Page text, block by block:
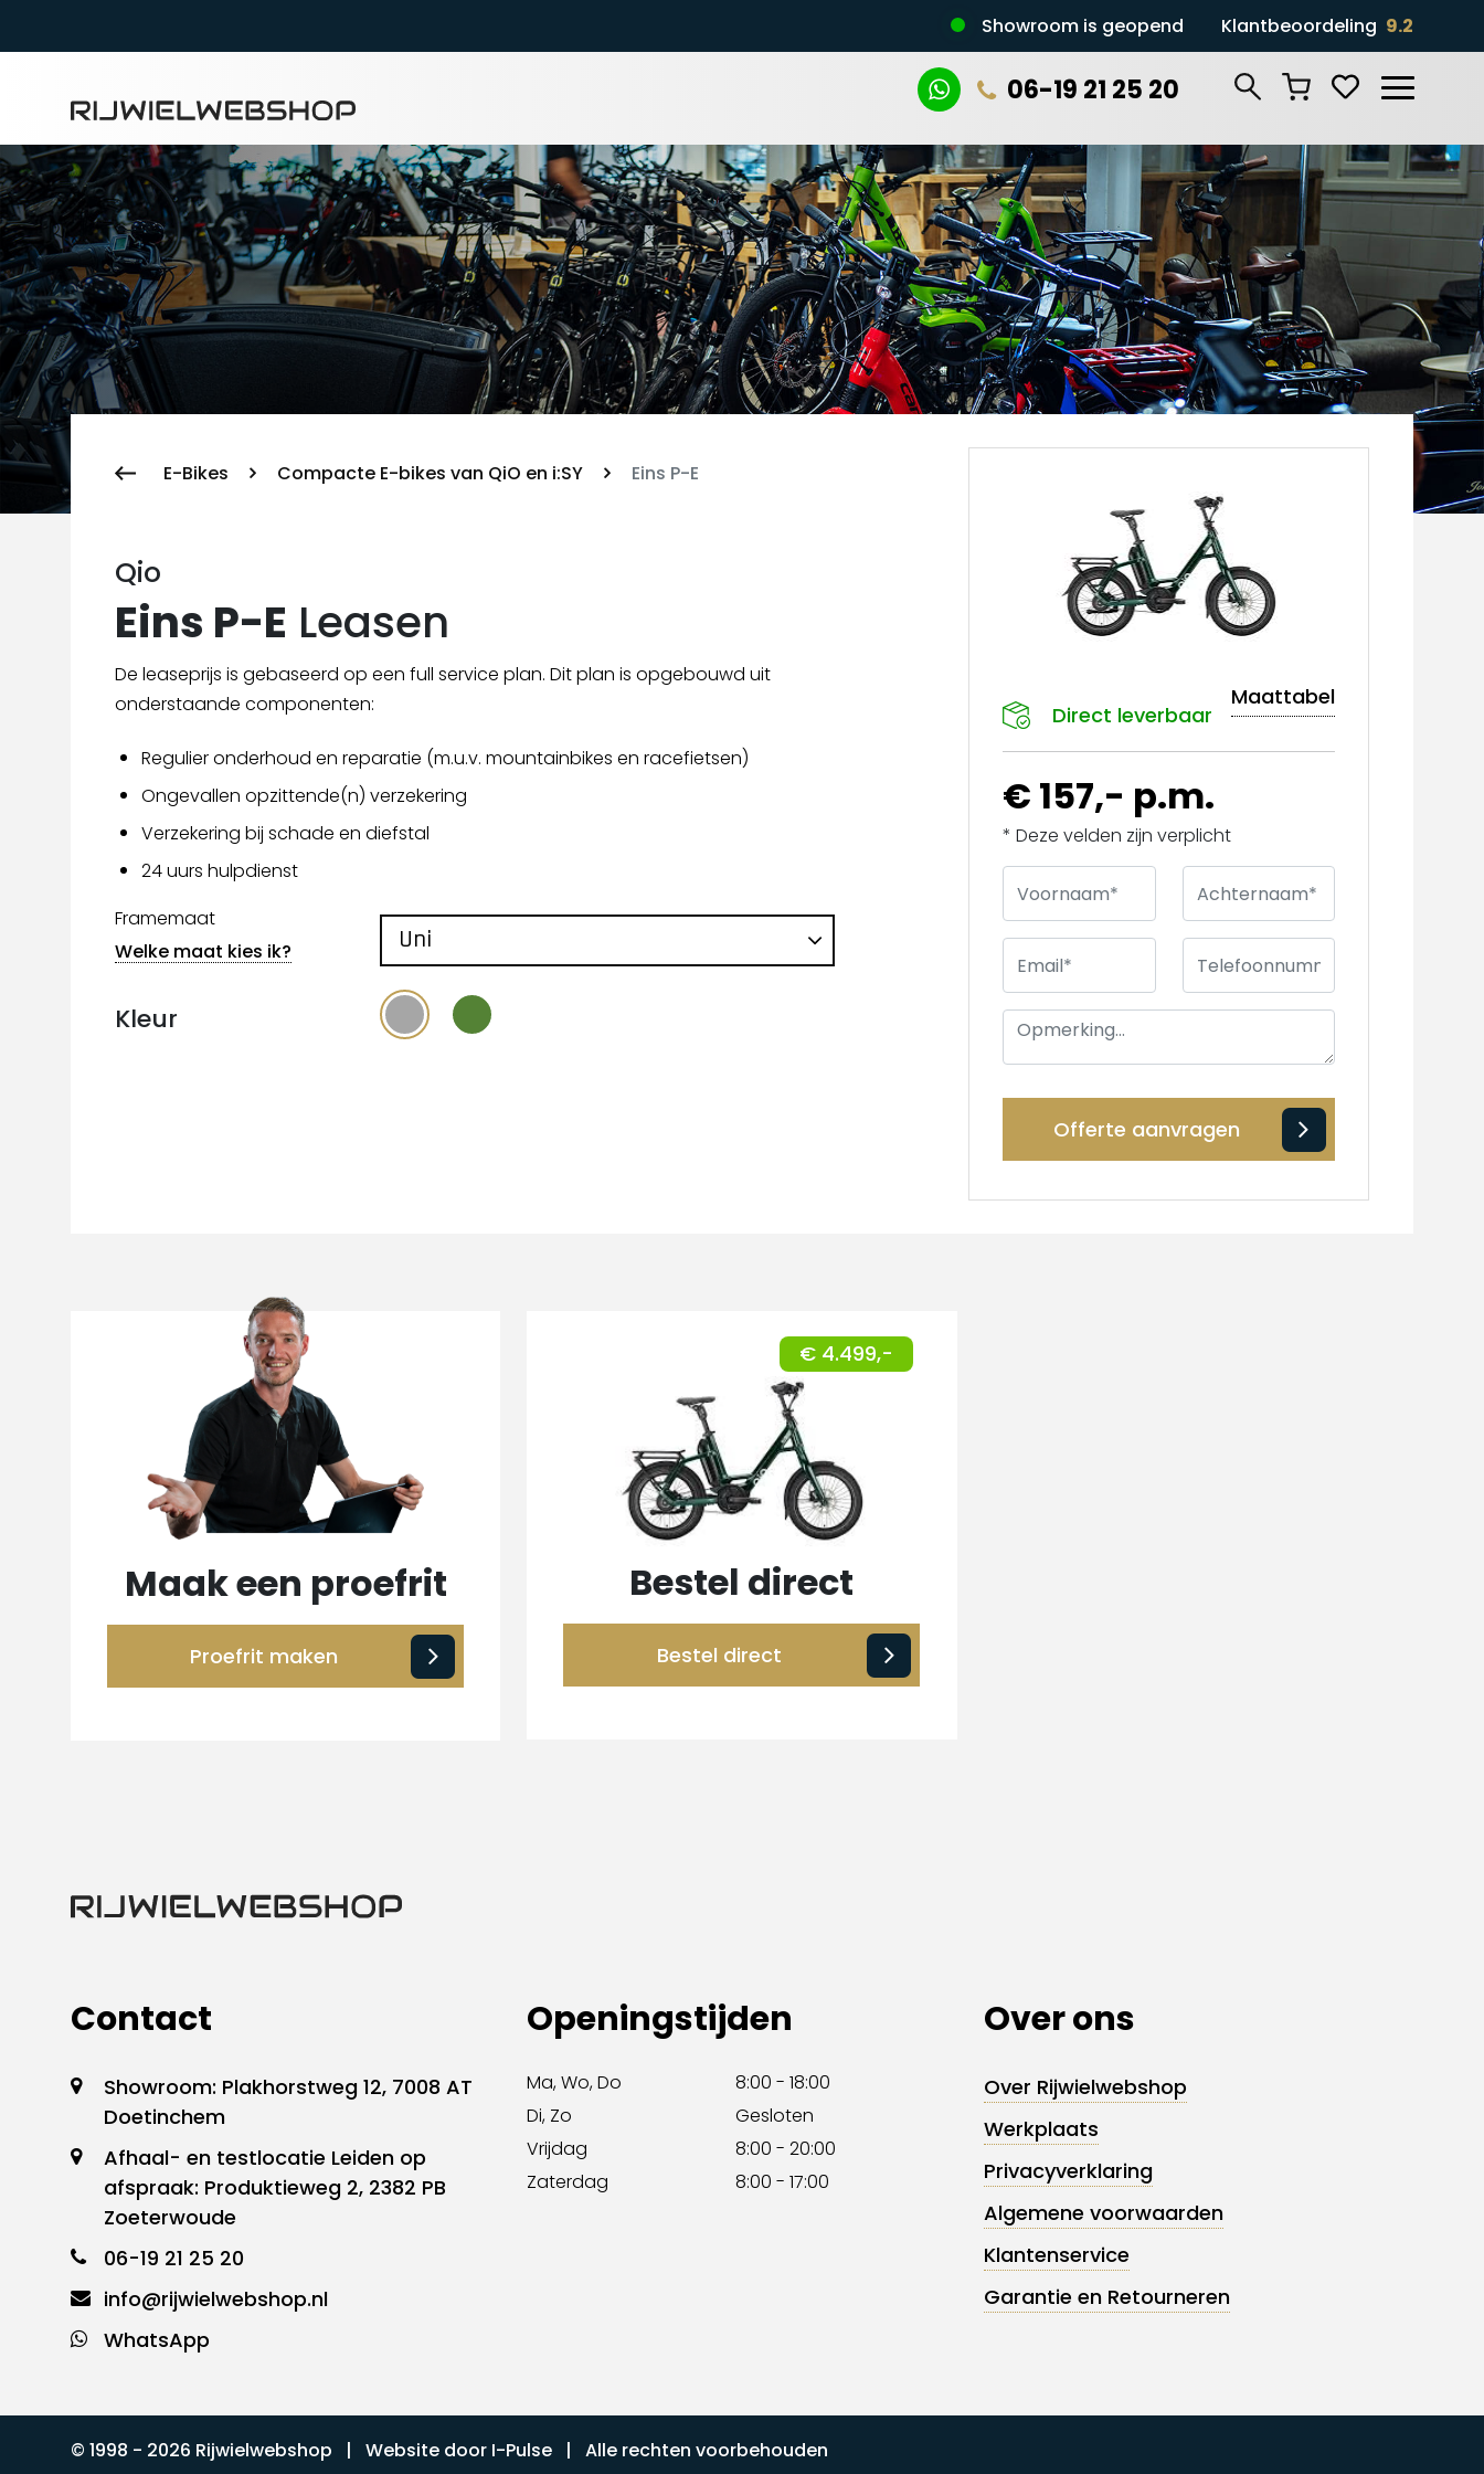
Zoeken Showroom is geopend Klantbeoordeling 9.2
06-19 21 25 20
E-Bikes Compacte E-bikes van QiO en i:SY Eins P-E
Qio
Eins P-E Leasen
De leaseprijs is gebaseerd op een full service plan. Dit plan is opgebouwd uit
onderstaande componenten:
Regulier onderhoud en reparatie (m.u.v. mountainbikes en racefietsen)
Ongevallen opzittende(n) verzekering
Verzekering bij schade en diefstal
24 uurs hulpdienst
Framemaat
Welke maat kies ik?
Kleur
Direct leverbaar
Maattabel
€ 157,- p.m.
* Deze velden zijn verplicht
Offerte aanvragen
Maak een proefrit
Proefrit maken
€ 4.499,-
Bestel direct
Bestel direct
Contact
Showroom: Plakhorstweg 12, 7008 AT
Doetinchem
Afhaal- en testlocatie Leiden op
afspraak: Produktieweg 2, 2382 PB
Zoeterwoude
06-19 21 25 20
info@rijwielwebshop.nl
WhatsApp
Openingstijden
Ma, Wo, Do
8:00 - 18:00
Di, Zo
Gesloten
Vrijdag
8:00 - 20:00
Zaterdag
8:00 - 17:00
Over ons
Over Rijwielwebshop
Werkplaats
Privacyverklaring
Algemene voorwaarden
Klantenservice
Garantie en Retourneren
© 1998 - 2026 Rijwielwebshop | Website door I-Pulse | Alle rechten voorbehouden